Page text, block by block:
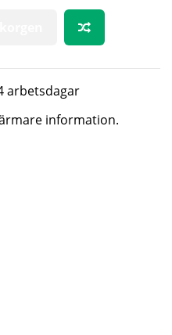
arbetsdagar
information.